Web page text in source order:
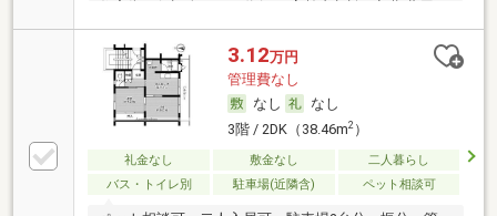
ード決済可
3.12万円
管理費なし
なし
なし
3階 / 2DK（38.46m2）
礼金なし 敷金なし
二人暮らし
バス・トイレ別
駐車場(近隣含) ペット相談可